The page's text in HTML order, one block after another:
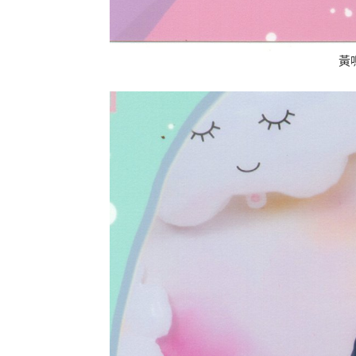
黃鳴鳳 園